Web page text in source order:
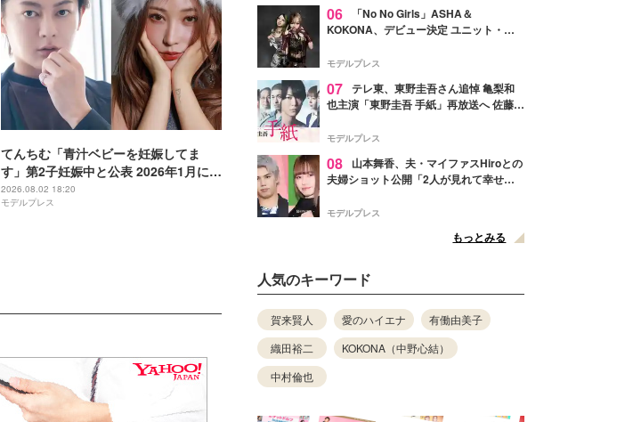
てんちむ「青汁ベビーを妊娠してま
す」第2子妊娠中と公表 2026年1月に三
崎優太と“電撃婚”
2026.08.02 18:20
モデルプレス
06
「No No Girls」ASHA＆
KOKONA、デビュー決定 ユニット・
リリースへ
モデルプレス
07 テレ東、東野圭吾さん追悼 亀梨和
也主演「東野圭吾 手紙」再放送へ 佐藤隆
モデルプレス
08
山本舞香、夫・マイファスHiroとの
夫婦ショット公開「2人が見れて幸せ」
モデルプレス
もっとみる
人気のキーワード
賀来賢人 愛のハイエナ
有働由美子
織田裕二
KOKONA（中野心結）
中村倫也